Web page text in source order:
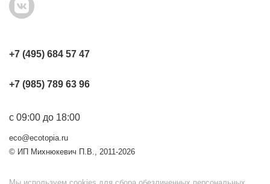
+7 (495) 684 57 47
+7 (985) 789 63 96
с 09:00 до 18:00
eco@ecotopia.ru
© ИП Михнюкевич П.В., 2011-2026